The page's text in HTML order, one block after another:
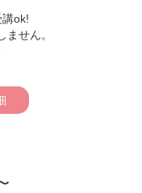
ok!
せん。